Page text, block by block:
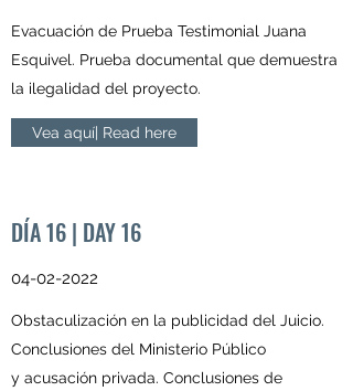
Evacuación de Prueba Testimonial Juana
Esquivel. Prueba documental que demuestra
la ilegalidad del proyecto.
Vea aquí| Read here
DÍA 16 | DAY 16
04-02-2022
Obstaculización en la publicidad del Juicio.
Conclusiones del Ministerio Público
y acusación privada. Conclusiones de